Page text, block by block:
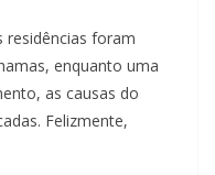
residências foram
enquanto uma
as causas do
Felizmente,